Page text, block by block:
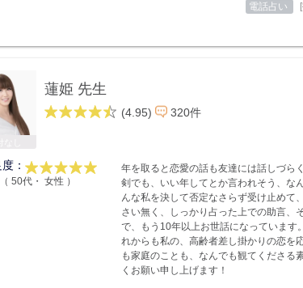
電話占い
蓮姫 先生
(4.95) 320件
：
50代・ 女性 ）
年を取ると恋愛の話も友達には話しづら
剣でも、いい年してとか言われそう、な
んな私を決して否定なさらず受け止めて
さい無く、しっかり占った上での助言、
で、もう10年以上お世話になっています
れからも私の、高齢者差し掛かりの恋
も家庭のことも、なんでも観てくださる
くお願い申し上げます！